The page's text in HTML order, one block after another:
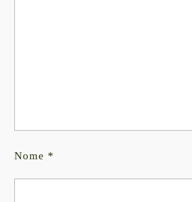
Nome *